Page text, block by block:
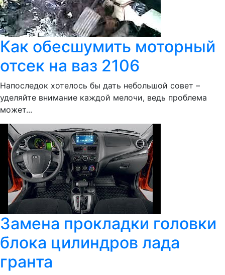
Как обесшумить моторный
отсек на ваз 2106
Напоследок хотелось бы дать небольшой совет –
уделяйте внимание каждой мелочи, ведь проблема
может...
Замена прокладки головки
блока цилиндров лада
гранта